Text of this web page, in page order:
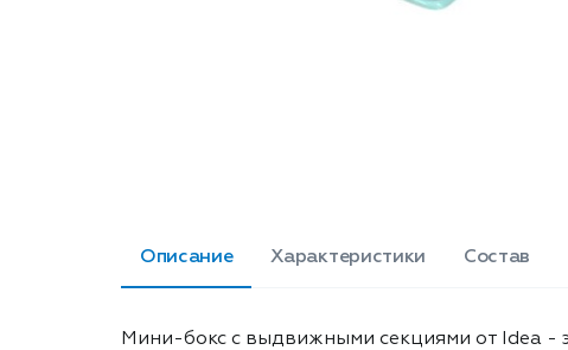
Описание Характеристики Состав
Мини-бокс с выдвижными секциями от Idea -